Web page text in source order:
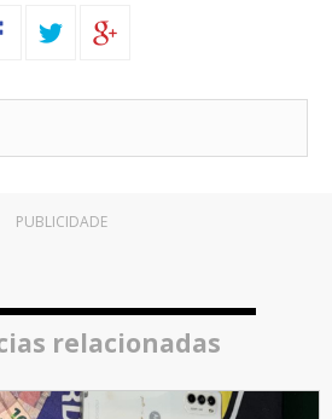
PUBLICIDADE
relacionadas